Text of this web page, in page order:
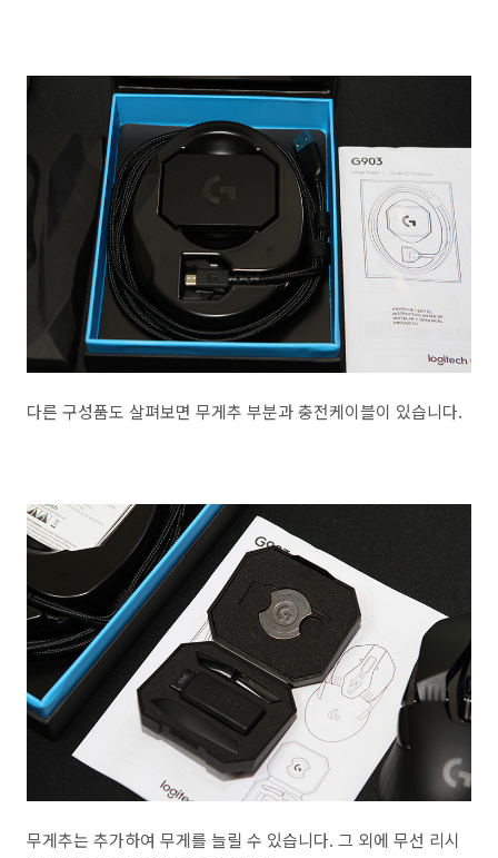
다른 구성품도 살펴보면 무게추 부분과 충전케이블이 있습니다.
무게추는 추가하여 무게를 늘릴 수 있습니다. 그 외에 무선 리시